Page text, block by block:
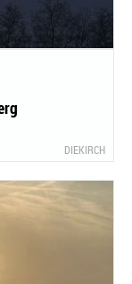
DIEKIRCH